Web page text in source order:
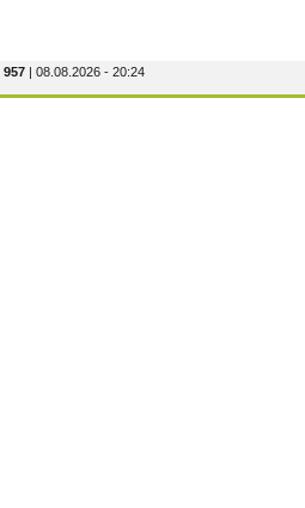
957 | 08.08.2026 - 20:24